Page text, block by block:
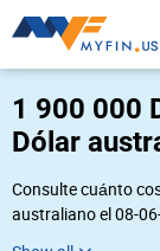
1 900 000
Dólar
Consulte cuánto
australiano el 08-